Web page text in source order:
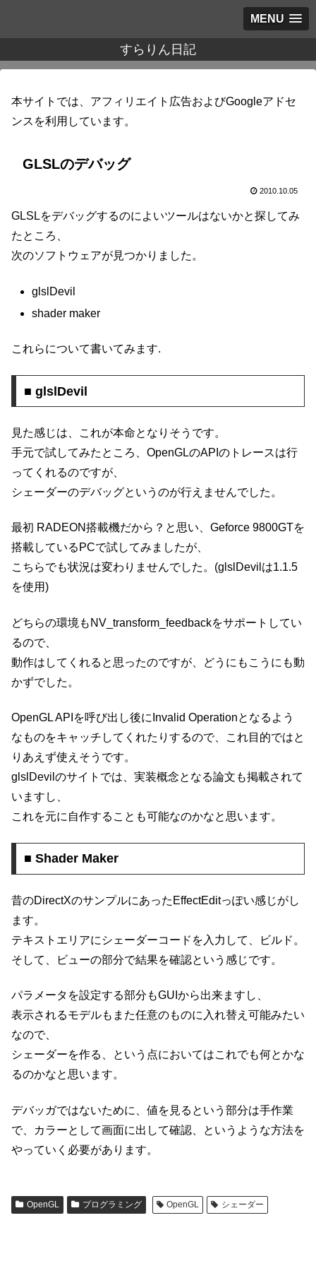
MENU
すらりん日記
本サイトでは、アフィリエイト広告およびGoogleアドセ
ンスを利用しています。
GLSLのデバッグ
2010.10.05
GLSLをデバッグするのによいツールはないかと探してみ
たところ、
次のソフトウェアが見つかりました。
glslDevil
shader maker
これらについて書いてみます.
■ glslDevil
見た感じは、これが本命となりそうです。
手元で試してみたところ、OpenGLのAPIのトレースは行
ってくれるのですが、
シェーダーのデバッグというのが行えませんでした。
最初 RADEON搭載機だから？と思い、Geforce 9800GTを
搭載しているPCで試してみましたが、
こちらでも状況は変わりませんでした。(glslDevilは1.1.5
を使用)
どちらの環境もNV_transform_feedbackをサポートしてい
るので、
動作はしてくれると思ったのですが、どうにもこうにも動
かずでした。
OpenGL APIを呼び出し後にInvalid Operationとなるよう
なものをキャッチしてくれたりするので、これ目的ではと
りあえず使えそうです。
glslDevilのサイトでは、実装概念となる論文も掲載されて
いますし、
これを元に自作することも可能なのかなと思います。
■ Shader Maker
昔のDirectXのサンプルにあったEffectEditっぽい感じがし
ます。
テキストエリアにシェーダーコードを入力して、ビルド。
そして、ビューの部分で結果を確認という感じです。
パラメータを設定する部分もGUIから出来ますし、
表示されるモデルもまた任意のものに入れ替え可能みたい
なので、
シェーダーを作る、という点においてはこれでも何とかな
るのかなと思います。
デバッガではないために、値を見るという部分は手作業
で、カラーとして画面に出して確認、というような方法を
やっていく必要があります。
OpenGL プログラミング OpenGL シェーダー